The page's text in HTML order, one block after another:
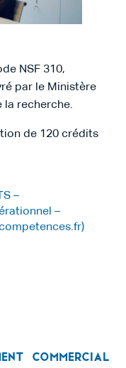
NSF 310,
par le Ministère
la recherche.
de 120 crédits
–
–
Commercial